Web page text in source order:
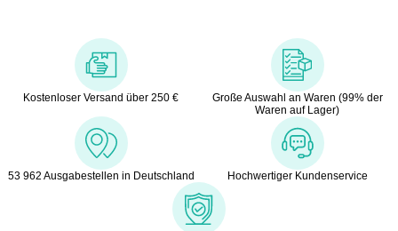
Kostenloser Versand über 250 €
Große Auswahl an Waren (99% der
Waren auf Lager)
53 962 Ausgabestellen in Deutschland Hochwertiger Kundenservice